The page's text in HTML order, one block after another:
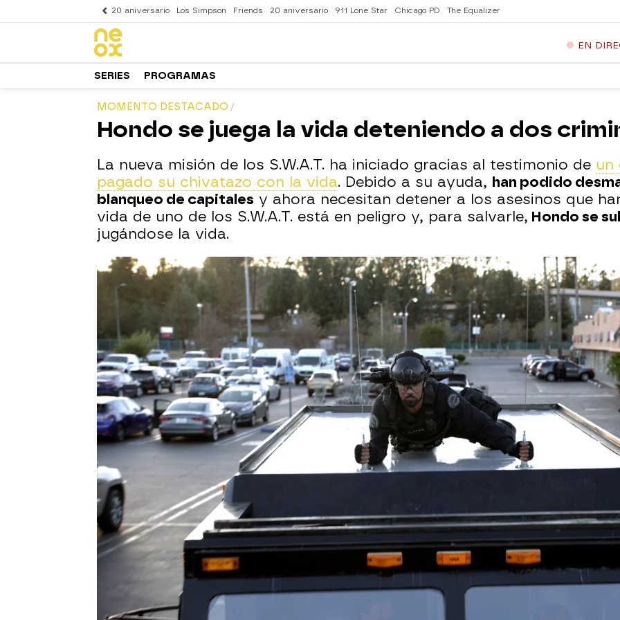
20 aniversario Los Simpson Friends 20 aniversario 911 Lone Star Chicago PD The Equalizer
EN
SERIES PROGRAMAS
MOMENTO DESTACADO
Hondo se juega la vida deteniendo a dos
La nueva misión de los S.W.A.T. ha iniciado gracias al testimonio de un
pagado su chivatazo con la vida. Debido a su ayuda, han podido
blanqueo de capitales y ahora necesitan detener a los asesinos que
vida de uno de los S.W.A.T. está en peligro y, para salvarle, Hondo se
jugándose la vida.
neox
Madrid
Publicado:14 de diciembre de 2019, 23:01
S.W.A.T. Los hombres de Harrelson